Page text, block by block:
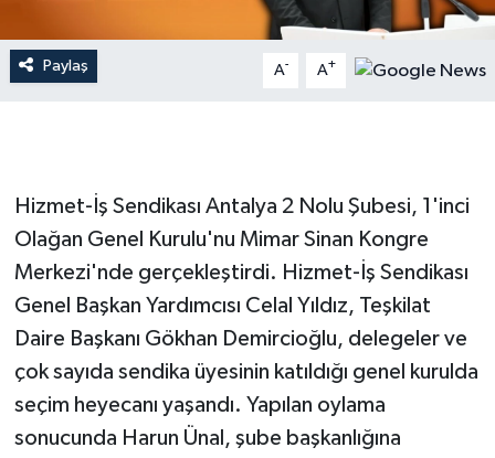
Paylaş A- A+
Hizmet-İş Sendikası Antalya 2 Nolu Şubesi, 1'inci
Olağan Genel Kurulu'nu Mimar Sinan Kongre
Merkezi'nde gerçekleştirdi. Hizmet-İş Sendikası
Genel Başkan Yardımcısı Celal Yıldız, Teşkilat
Daire Başkanı Gökhan Demircioğlu, delegeler ve
çok sayıda sendika üyesinin katıldığı genel kurulda
seçim heyecanı yaşandı. Yapılan oylama
sonucunda Harun Ünal, şube başkanlığına